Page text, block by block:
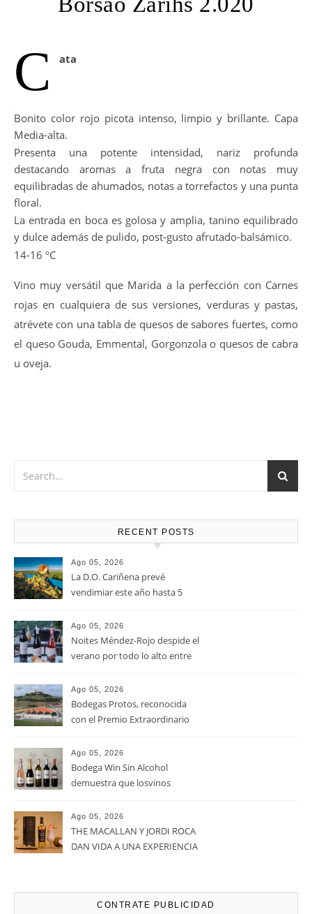
C ata
Bonito color rojo picota intenso, limpio y brillante. Capa
Media-alta.
Presenta una potente intensidad, nariz profunda
destacando aromas a fruta negra con notas muy
equilibradas de ahumados, notas a torrefactos y una punta
floral.
La entrada en boca es golosa y amplia, tanino equilibrado
y dulce además de pulido, post-gusto afrutado-balsámico.
14-16 ºC
Vino muy versátil que Marida a la perfección con Carnes
rojas en cualquiera de sus versiones, verduras y pastas,
atrévete con una tabla de quesos de sabores fuertes, como
el queso Gouda, Emmental, Gorgonzola o quesos de cabra
u oveja.
RECENT POSTS
Ago 05, 2026
La D.O. Cariñena prevé
vendimiar este año hasta 5
que en 2025
Ago 05, 2026
Noites Méndez-Rojo despide el
verano por todo lo alto entre
Ago 05, 2026
Bodegas Protos, reconocida
con el Premio Extraordinario
casi un siglo de excelencia
vitivinícola
Ago 05, 2026
Bodega Win Sin Alcohol
demuestra que losvinos
calidadcomienzan a diseñarse
en el viñedo
Ago 05, 2026
THE MACALLAN Y JORDI ROCA
DAN VIDA A UNA EXPERIENCIA
HARMONY COLLECTION
CONTRATE PUBLICIDAD